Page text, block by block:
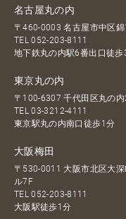
名古屋丸の内
〒460-0003 名古屋市中区錦
TEL052-203-8111
地下鉄丸の内駅6番出口徒歩
東京丸の内
〒100-6307 千代田区丸の
TEL03-3212-4111
東京駅丸の内南口徒歩1分
大阪梅田
〒530-0011 大阪市北区大
ル7F
TEL052-203-8111
大阪駅徒歩1分